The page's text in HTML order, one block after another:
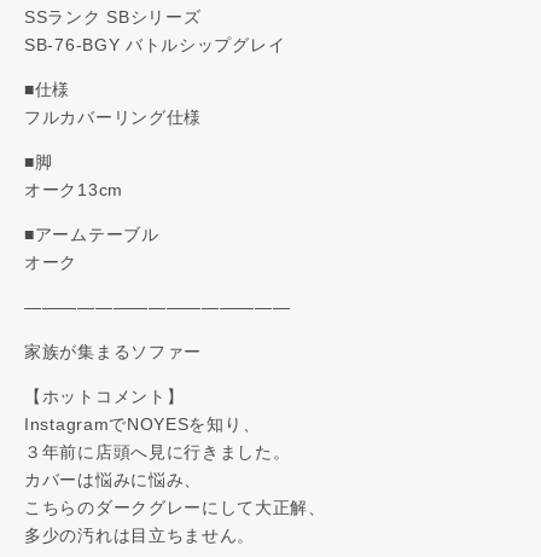
SSランク SBシリーズ
SB-76-BGY バトルシップグレイ
■仕様
フルカバーリング仕様
■脚
オーク13cm
■アームテーブル
オーク
———————————————
家族が集まるソファー
【ホットコメント】
InstagramでNOYESを知り、
３年前に店頭へ見に行きました。
カバーは悩みに悩み、
こちらのダークグレーにして大正解、
多少の汚れは目立ちません。